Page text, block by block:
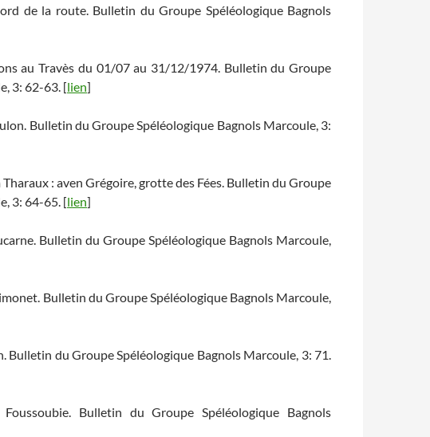
de la route. Bulletin du Groupe Spéléologique Bagnols
au Travès du 01/07 au 31/12/1974. Bulletin du Groupe
3: 62-63. [lien]
Bulletin du Groupe Spéléologique Bagnols Marcoule, 3:
: aven Grégoire, grotte des Fées. Bulletin du Groupe
3: 64-65. [lien]
Bulletin du Groupe Spéléologique Bagnols Marcoule,
Bulletin du Groupe Spéléologique Bagnols Marcoule,
Bulletin du Groupe Spéléologique Bagnols Marcoule, 3: 71.
Bulletin du Groupe Spéléologique Bagnols